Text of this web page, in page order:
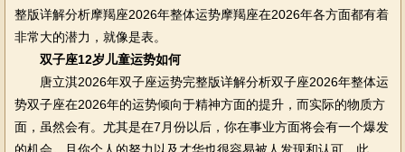
整版详解分析摩羯座2026年整体运势摩羯座在2026年各方面都有着
非常大的潜力，就像是表。
双子座12岁儿童运势如何
唐立淇2026年双子座运势完整版详解分析双子座2026年整体运
势双子座在2026年的运势倾向于精神方面的提升，而实际的物质方
面，虽然会有。尤其是在7月份以后，你在事业方面将会有一个爆发